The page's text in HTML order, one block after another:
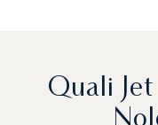
Quali